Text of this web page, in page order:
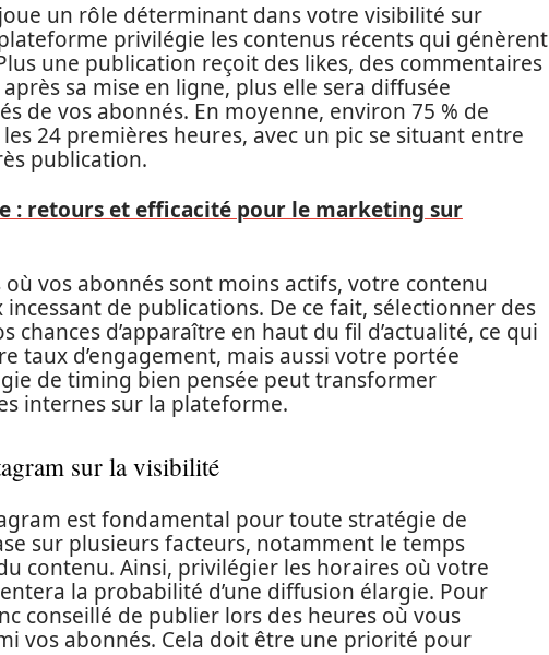
un rôle déterminant dans votre visibilité sur
privilégie les contenus récents qui génèrent
une publication reçoit des likes, des commentaires
sa mise en ligne, plus elle sera diffusée
de vos abonnés. En moyenne, environ 75 % de
24 premières heures, avec un pic se situant entre
publication.
: retours et efficacité pour le marketing sur
où vos abonnés sont moins actifs, votre contenu
de publications. De ce fait, sélectionner des
chances d’apparaître en haut du fil d’actualité, ce qui
taux d’engagement, mais aussi votre portée
de timing bien pensée peut transformer
internes sur la plateforme.
sur la visibilité
est fondamental pour toute stratégie de
sur plusieurs facteurs, notamment le temps
contenu. Ainsi, privilégier les horaires où votre
la probabilité d’une diffusion élargie. Pour
conseillé de publier lors des heures où vous
vos abonnés. Cela doit être une priorité pour